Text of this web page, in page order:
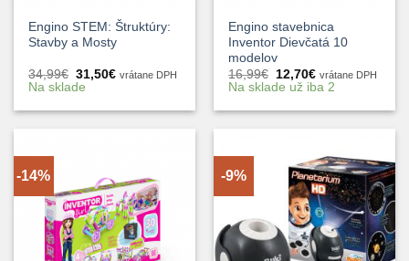
Engino STEM: Štruktúry:
Stavby a Mosty
34,99€ Pôvodná
cena
34,99€.
31,50€Aktuálna
31,50€.
vrátane DPH
Na sklade
Engino stavebnica
Inventor Dievčatá 10
modelov
16,99€ Pôvodná
cena
16,99€.
12,70€Aktuálna
cena
12,70€.
vrátane DPH
Na sklade už iba 2
-14% -9%